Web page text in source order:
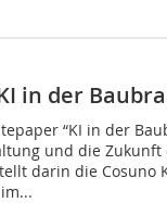
in der
“KI in der
und die Zukunft
darin die Cosuno